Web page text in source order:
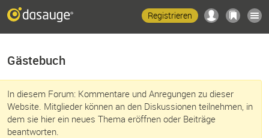
Registrieren
Gästebuch
In diesem Forum: Kommentare und Anregungen zu dieser
Website. Mitglieder können an den Diskussionen teilnehmen, in
dem sie hier ein neues Thema eröffnen oder Beiträge
beantworten.